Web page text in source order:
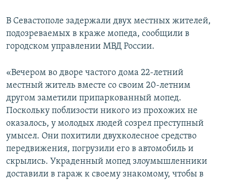
Все сайты RFE/RL
В Севастополе задержали двух местных жителей,
подозреваемых в краже мопеда, сообщили в
городском управлении МВД России.
«Вечером во дворе частого дома 22-летний
местный житель вместе со своим 20-летним
другом заметили припаркованный мопед.
Поскольку поблизости никого из прохожих не
оказалось, у молодых людей созрел преступный
умысел. Они похитили двухколесное средство
передвижения, погрузили его в автомобиль и
скрылись. Украденный мопед злоумышленники
доставили в гараж к своему знакомому, чтобы в